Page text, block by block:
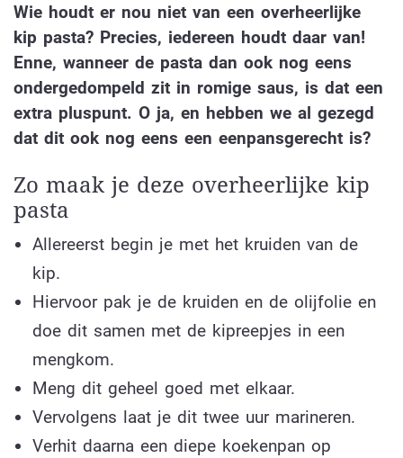
Wie houdt er nou niet van een overheerlijke
kip pasta? Precies, iedereen houdt daar van!
Enne, wanneer de pasta dan ook nog eens
ondergedompeld zit in romige saus, is dat een
extra pluspunt. O ja, en hebben we al gezegd
dat dit ook nog eens een eenpansgerecht is?
Zo maak je deze overheerlijke kip
pasta
Allereerst begin je met het kruiden van de
kip.
Hiervoor pak je de kruiden en de olijfolie en
doe dit samen met de kipreepjes in een
mengkom.
Meng dit geheel goed met elkaar.
Vervolgens laat je dit twee uur marineren.
Verhit daarna een diepe koekenpan op